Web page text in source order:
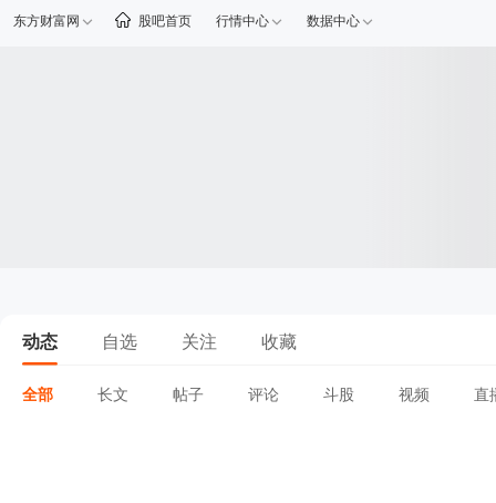
东方财富网 股吧首页 行情中心 数据中心
动态 自选 关注 收藏
全部 长文 帖子 评论 斗股 视频 直